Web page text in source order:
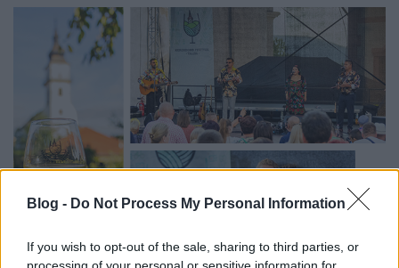
Blog - Do Not Process My Personal Information
If you wish to opt-out of the sale, sharing to third parties, or
processing of your personal or sensitive information for